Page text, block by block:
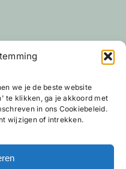
we je de beste website
te klikken, ga je akkoord met
in ons Cookiebeleid.
wijzigen of intrekken.